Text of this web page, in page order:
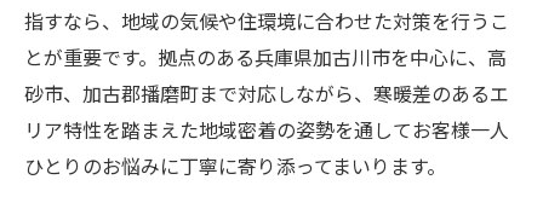
指すなら、地域の気候や住環境に合わせた対策を行うこ
とが重要です。拠点のある兵庫県加古川市を中心に、高
砂市、加古郡播磨町まで対応しながら、寒暖差のあるエ
リア特性を踏まえた地域密着の姿勢を通してお客様一人
ひとりのお悩みに丁寧に寄り添ってまいります。